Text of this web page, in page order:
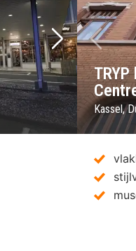
Volgende
Kassel,